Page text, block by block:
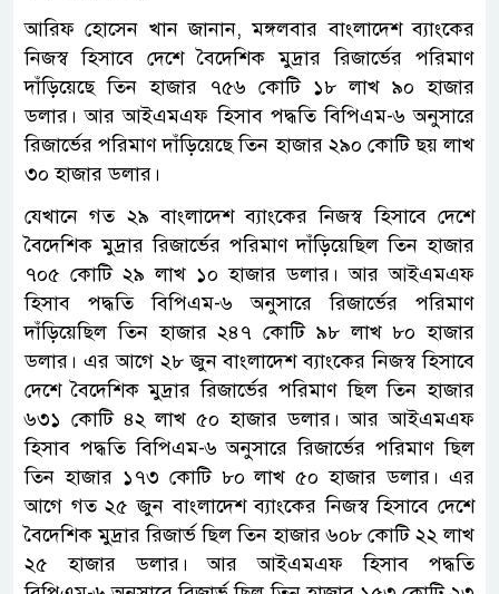
আরিফ হোসেন খান জানান, মঙ্গলবার বাংলাদেশ ব্যাংকের
নিজস্ব হিসাবে দেশে বৈদেশিক মুদ্রার রিজার্ভের পরিমাণ
দাঁড়িয়েছে তিন হাজার ৭৫৬ কোটি ১৮ লাখ ৯০ হাজার
ডলার। আর আইএমএফ হিসাব পদ্ধতি বিপিএম-৬ অনুসারে
রিজার্ভের পরিমাণ দাঁড়িয়েছে তিন হাজার ২৯০ কোটি ছয় লাখ
৩০ হাজার ডলার।
যেখানে গত ২৯ বাংলাদেশ ব্যাংকের নিজস্ব হিসাবে দেশে
বৈদেশিক মুদ্রার রিজার্ভের পরিমাণ দাঁড়িয়েছিল তিন হাজার
৭০৫ কোটি ২৯ লাখ ১০ হাজার ডলার। আর আইএমএফ
হিসাব পদ্ধতি বিপিএম-৬ অনুসারে রিজার্ভের পরিমাণ
দাঁড়িয়েছিল তিন হাজার ২৪৭ কোটি ৯৮ লাখ ৮০ হাজার
ডলার। এর আগে ২৮ জুন বাংলাদেশ ব্যাংকের নিজস্ব হিসাবে
দেশে বৈদেশিক মুদ্রার রিজার্ভের পরিমাণ ছিল তিন হাজার
৬৩১ কোটি ৪২ লাখ ৫০ হাজার ডলার। আর আইএমএফ
হিসাব পদ্ধতি বিপিএম-৬ অনুসারে রিজার্ভের পরিমাণ ছিল
তিন হাজার ১৭৩ কোটি ৮০ লাখ ৫০ হাজার ডলার। এর
আগে গত ২৫ জুন বাংলাদেশ ব্যাংকের নিজস্ব হিসাবে দেশে
বৈদেশিক মুদ্রার রিজার্ভ ছিল তিন হাজার ৬০৮ কোটি ২২ লাখ
২৫ হাজার ডলার। আর আইএমএফ হিসাব পদ্ধতি